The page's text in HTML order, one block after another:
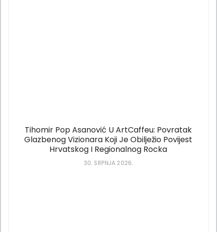
Tihomir Pop Asanović U ArtCaffeu: Povratak
Glazbenog Vizionara Koji Je Obilježio Povijest
Hrvatskog I Regionalnog Rocka
30. SRPNJA 2026.